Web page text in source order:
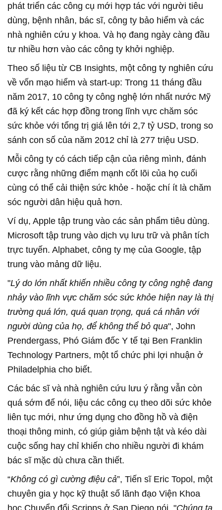
phát triển các công cụ mới hợp tác với người tiêu
dùng, bệnh nhân, bác sĩ, công ty bảo hiểm và các
nhà nghiên cứu y khoa. Và họ đang ngày càng đầu
tư nhiều hơn vào các công ty khởi nghiệp.
Theo số liệu từ CB Insights, một công ty nghiên cứu
về vốn mạo hiểm và start-up: Trong 11 tháng đầu
năm 2017, 10 công ty công nghệ lớn nhất nước Mỹ
đã ký kết các hợp đồng trong lĩnh vực chăm sóc
sức khỏe với tổng trị giá lên tới 2,7 tỷ USD, trong so
sánh con số của năm 2012 chỉ là 277 triệu USD.
Mỗi công ty có cách tiếp cận của riêng mình, đánh
cược rằng những điểm mạnh cốt lõi của họ cuối
cùng có thể cải thiện sức khỏe - hoặc chí ít là chăm
sóc người dân hiệu quả hơn.
Ví dụ, Apple tập trung vào các sản phẩm tiêu dùng.
Microsoft tập trung vào dịch vụ lưu trữ và phân tích
trực tuyến. Alphabet, công ty mẹ của Google, tập
trung vào mảng dữ liệu.
"Lý do lớn nhất khiến nhiều công ty công nghệ đang
nhảy vào lĩnh vực chăm sóc sức khỏe hiện nay là thị
trường quá lớn, quá quan trọng, quá cá nhân với
người dùng của họ, để không thể bỏ qua", John
Prendergass, Phó Giám đốc Y tế tại Ben Franklin
Technology Partners, một tổ chức phi lợi nhuận ở
Philadelphia cho biết.
Các bác sĩ và nhà nghiên cứu lưu ý rằng vẫn còn
quá sớm để nói, liệu các công cụ theo dõi sức khỏe
liên tục mới, như ứng dụng cho đồng hồ và điện
thoại thông minh, có giúp giảm bệnh tật và kéo dài
cuộc sống hay chỉ khiến cho nhiều người đi khám
bác sĩ mặc dù chưa cần thiết.
“Không có gì cường điệu cả”, Tiến sĩ Eric Topol, một
chuyên gia y học kỹ thuật số lãnh đạo Viện Khoa
học Chuyển đổi Scripps ở San Diego nói. "Chúng ta